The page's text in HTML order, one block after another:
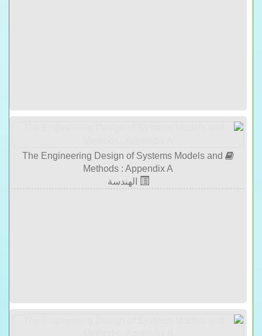
The Engineering Design of Systems Models and
Methods : Appendix A
الهندسة